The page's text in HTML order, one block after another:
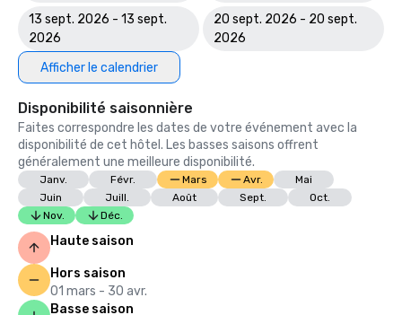
13 sept. 2026 - 13 sept.
2026
20 sept. 2026 - 20 sept.
2026
Afficher le calendrier
Disponibilité saisonnière
Faites correspondre les dates de votre événement avec la
disponibilité de cet hôtel. Les basses saisons offrent
généralement une meilleure disponibilité.
Janv. Févr. Mars Avr.
Mai
Juin
Juill. Août Sept.
Oct.
Nov.
Déc.
Haute saison
Hors saison
01 mars - 30 avr.
Basse saison